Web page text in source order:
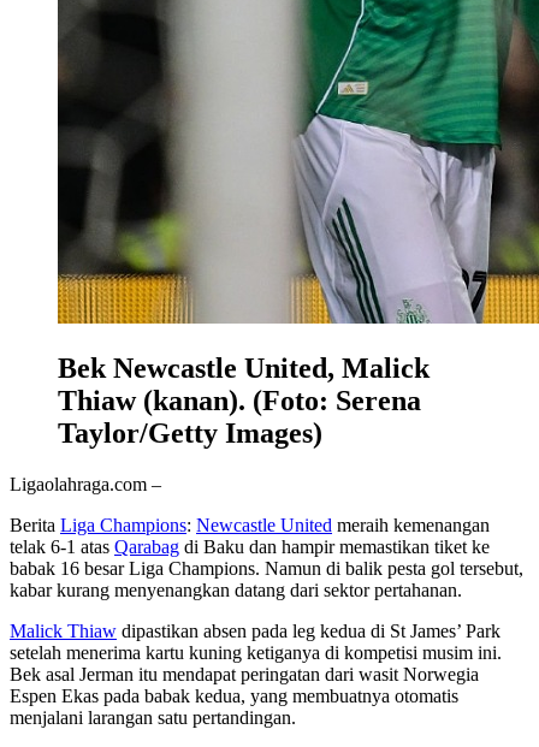
Bek Newcastle United, Malick
Thiaw (kanan). (Foto: Serena
Taylor/Getty Images)
Ligaolahraga.com –
Berita Liga Champions: Newcastle United meraih kemenangan
telak 6-1 atas Qarabag di Baku dan hampir memastikan tiket ke
babak 16 besar Liga Champions. Namun di balik pesta gol tersebut,
kabar kurang menyenangkan datang dari sektor pertahanan.
Malick Thiaw dipastikan absen pada leg kedua di St James’ Park
setelah menerima kartu kuning ketiganya di kompetisi musim ini.
Bek asal Jerman itu mendapat peringatan dari wasit Norwegia
Espen Ekas pada babak kedua, yang membuatnya otomatis
menjalani larangan satu pertandingan.